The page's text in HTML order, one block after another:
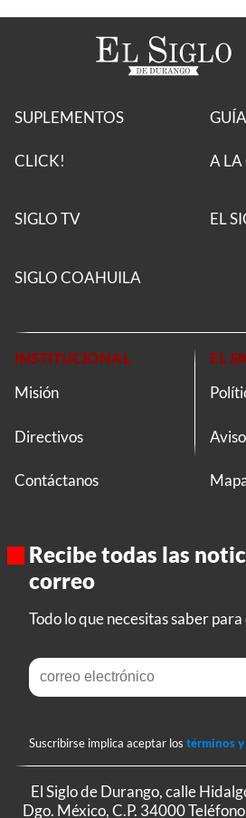
SUPLEMENTOS
CLICK! A LA
SIGLO TV EL
SIGLO COAHUILA
INSTITUCIONAL
Misión
Directivos
Contáctanos
EL
Recibe todas las
correo
Todo lo que necesitas saber
Suscribirse implica aceptar los términos
El Siglo de Durango, calle
Dgo. México, C.P. 34000 Teléfono